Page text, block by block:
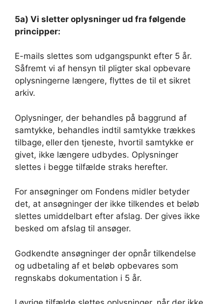
5a) Vi sletter oplysninger ud fra følgende
principper:
E-mails slettes som udgangspunkt efter 5 år.
Såfremt vi af hensyn til pligter skal opbevare
oplysningerne længere, flyttes de til et sikret
arkiv.
Oplysninger, der behandles på baggrund af
samtykke, behandles indtil samtykke trækkes
tilbage, eller den tjeneste, hvortil samtykke er
givet, ikke længere udbydes. Oplysninger
slettes i begge tilfælde straks herefter.
For ansøgninger om Fondens midler betyder
det, at ansøgninger der ikke tilkendes et beløb
slettes umiddelbart efter afslag. Der gives ikke
besked om afslag til ansøger.
Godkendte ansøgninger der opnår tilkendelse
og udbetaling af et beløb opbevares som
regnskabs dokumentation i 5 år.